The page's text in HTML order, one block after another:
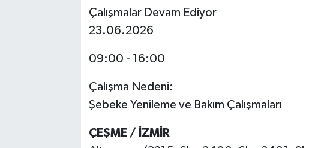
Çalışmalar Devam Ediyor
23.06.2026
09:00 - 16:00
Çalışma Nedeni:
Şebeke Yenileme ve Bakım Çalışmaları
ÇEŞME / İZMİR